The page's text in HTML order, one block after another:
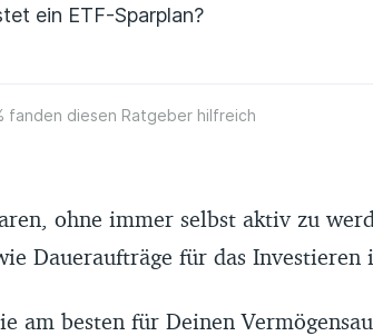
ein ETF-Sparplan?
fanden diesen Ratgeber hilfreich
ohne immer selbst aktiv zu
Daueraufträge für das Investieren
am besten für Deinen